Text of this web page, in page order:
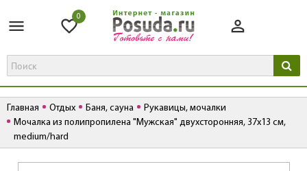
0
Главная Отдых Баня, сауна
Рукавицы, мочалки
Мочалка из полипропилена "Мужская" двухсторонняя, 37х13 см,
medium/hard